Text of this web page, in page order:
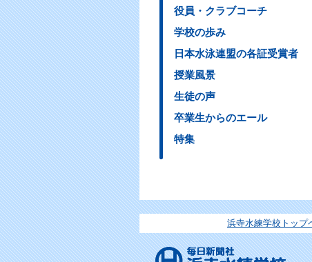
役員・クラブコーチ
学校の歩み
日本水泳連盟の各証受賞者
授業風景
生徒の声
卒業生からのエール
特集
浜寺水練学校トップ